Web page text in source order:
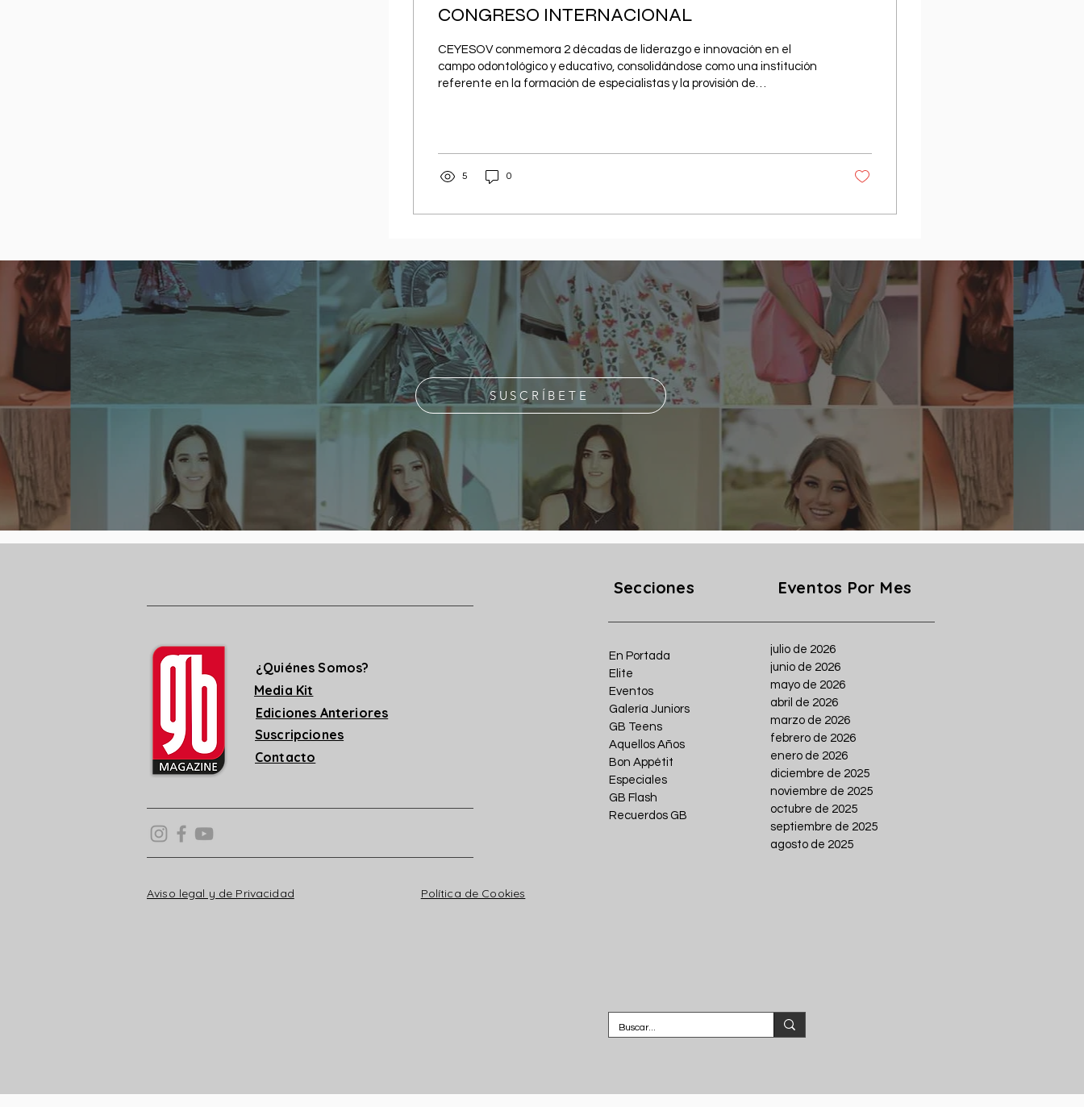
CONGRESO INTERNACIONAL
CEYESOV conmemora 2 décadas de liderazgo e innovación en el
campo odontológico y educativo, consolidándose como una institución
referente en la formación de especialistas y la provisión de
5 0
SUSCRÍBETE
¿Quiénes Somos?
Media Kit
Ediciones Anteriores
Suscripciones
Contacto
Aviso legal y de Privacidad Política de Cookies
Secciones Eventos Por Mes
En Portada
Elite
Eventos
Galería Juniors
GB Teens
Aquellos Años
Bon Appétit
Especiales
GB Flash
Recuerdos GB
julio de 2026
junio de 2026
mayo de 2026
abril de 2026
marzo de 2026
febrero de 2026
enero de 2026
diciembre de 2025
noviembre de 2025
octubre de 2025
septiembre de 2025
agosto de 2025